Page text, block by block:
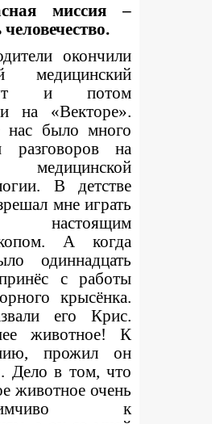
миссия –
человечество.
окончили
медицинский
и потом
на «Векторе».
было много
на
В детстве
мне играть
А когда
одиннадцать
с работы
крысёнка.
его Крис.
животное! К
прожил он
Дело в том, что
животное очень
к